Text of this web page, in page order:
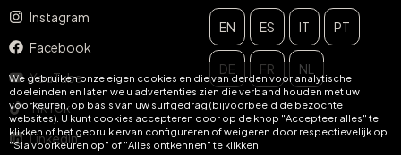
We gebruiken onze eigen cookies en die van derden voor analytische
doeleinden en laten we u advertenties zien die verband houden met uw
voorkeuren, op basis van uw surfgedrag (bijvoorbeeld de bezochte
websites). U kunt cookies accepteren door op de knop "Accepteer alles" te
klikken of het gebruik ervan configureren of weigeren door respectievelijk op
"Sla voorkeuren op" of "Alles ontkennen" te klikken.
Instagram
Facebook
YouTube
TikTok
LinkedIn
EN ES IT PT
DE FR NL